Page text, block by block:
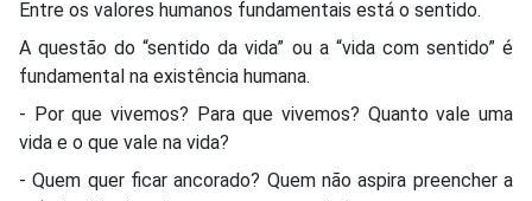
Entre os valores humanos fundamentais está o sentido.
A questão do “sentido da vida” ou a “vida com sentido” é
fundamental na existência humana.
- Por que vivemos? Para que vivemos? Quanto vale uma
vida e o que vale na vida?
- Quem quer ficar ancorado? Quem não aspira preencher a